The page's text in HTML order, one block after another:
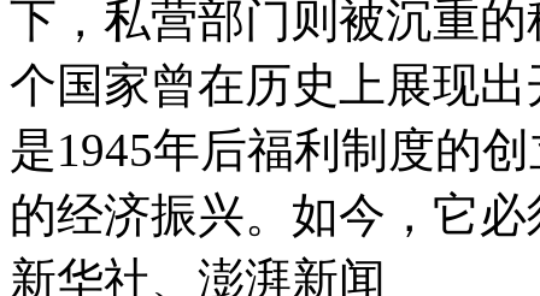
下，私营部门则被沉重
个国家曾在历史上展现
是1945年后福利制度的
的经济振兴。如今，它
新华社、澎湃新闻